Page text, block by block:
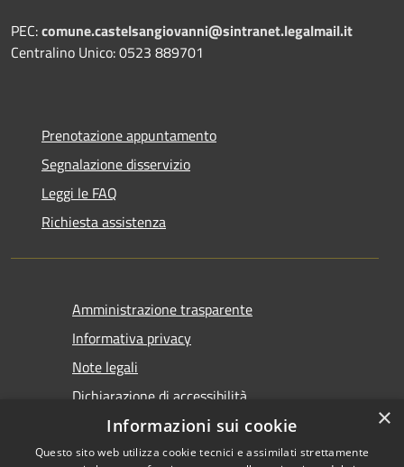
PEC:comune.castelsangiovanni@sintranet.legalmail.it
Centralino Unico: 0523 889701
Prenotazione appuntamento
Segnalazione disservizio
Leggi le FAQ
Richiesta assistenza
Amministrazione trasparente
Informativa privacy
Note legali
Dichiarazione di accessibilità
×
Informazioni sui cookie
Questo sito web utilizza cookie tecnici e assimilati strettamente